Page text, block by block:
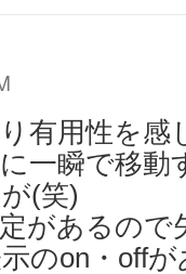
有用性を感
一瞬で移動
(笑)
があるので
のon・off